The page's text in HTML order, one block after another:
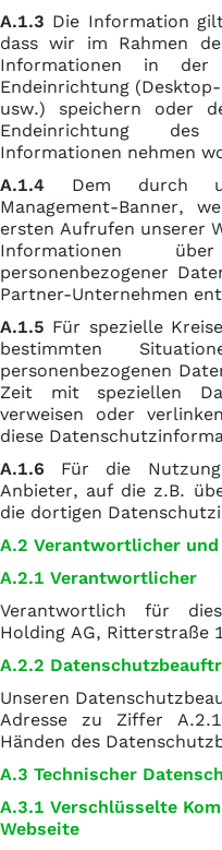
A.1.3 Die Information
dass wir im Rahmen
Informationen in der
Endeinrichtung
usw.) speichern oder
Endeinrichtung des
Informationen nehmen
A.1.4 Dem durch
Management-Banner,
ersten Aufrufen unserer
Informationen
personenbezogener
Partner-Unternehmen
A.1.5 Für spezielle
bestimmten
personenbezogenen
Zeit mit speziellen
verweisen oder
diese
A.1.6 Für die
Anbieter, auf die z.B.
die dortigen
A.2 Verantwortlicher
A.2.1 Verantwortlicher
Verantwortlich für
Holding AG, Ritterstraße
A.2.2
Unseren
Adresse zu Ziffer
Händen des
A.3 Technischer
A.3.1 Verschlüsselte
Webseite